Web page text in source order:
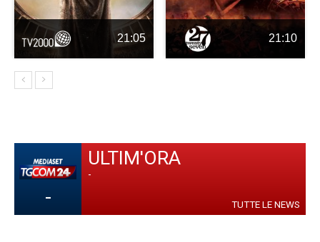
21:05 21:10
-
ULTIM'ORA
-
TUTTE LE NEWS